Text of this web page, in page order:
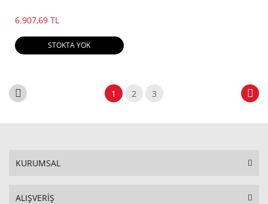
6.907,69 TL
STOKTA YOK
1 2 3
KURUMSAL
ALIŞVERİŞ